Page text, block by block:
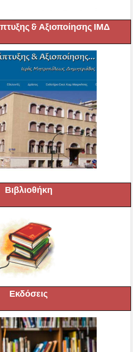
& Αξιοποίησης ΙΜΔ
Βιβλιοθήκη
Εκδόσεις